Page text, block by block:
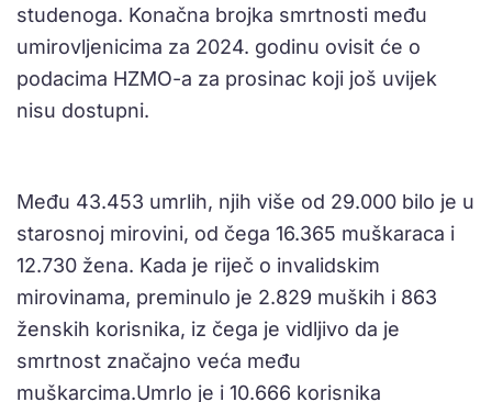
studenoga. Konačna brojka smrtnosti među
umirovljenicima za 2024. godinu ovisit će o
podacima HZMO-a za prosinac koji još uvijek
nisu dostupni.
Među 43.453 umrlih, njih više od 29.000 bilo je u
starosnoj mirovini, od čega 16.365 muškaraca i
12.730 žena. Kada je riječ o invalidskim
mirovinama, preminulo je 2.829 muških i 863
ženskih korisnika, iz čega je vidljivo da je
smrtnost značajno veća među
muškarcima.Umrlo je i 10.666 korisnika